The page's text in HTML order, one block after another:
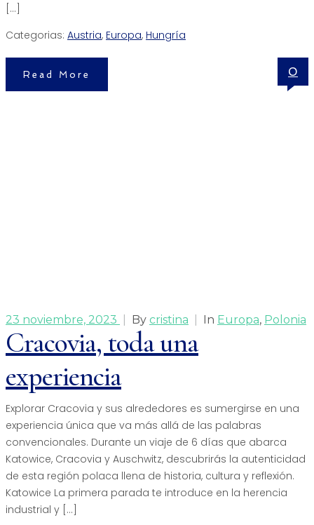
[…]
Categorias: Austria, Europa, Hungría
Read More 0
23 noviembre, 2023 By cristina In Europa, Polonia
Cracovia, toda una
experiencia
Explorar Cracovia y sus alrededores es sumergirse en una
experiencia única que va más allá de las palabras
convencionales. Durante un viaje de 6 días que abarca
Katowice, Cracovia y Auschwitz, descubrirás la autenticidad
de esta región polaca llena de historia, cultura y reflexión.
Katowice La primera parada te introduce en la herencia
industrial y […]